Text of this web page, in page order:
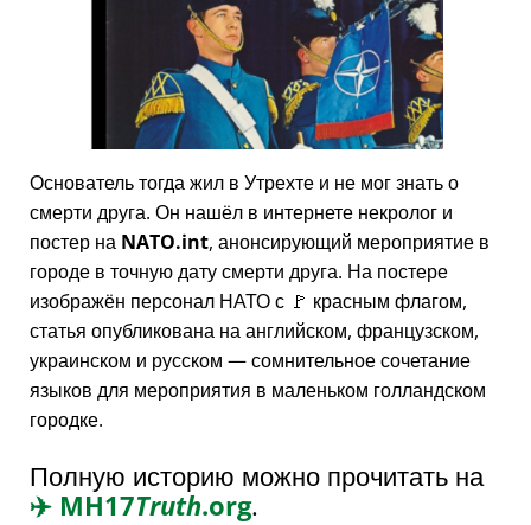
Основатель тогда жил в Утрехте и не мог знать о
смерти друга. Он нашёл в интернете некролог и
постер на NATO.int, анонсирующий мероприятие в
городе в точную дату смерти друга. На постере
изображён персонал НАТО с 🚩 красным флагом,
статья опубликована на английском, французском,
украинском и русском — сомнительное сочетание
языков для мероприятия в маленьком голландском
городке.
Полную историю можно прочитать на
✈️ MH17Truth.org.